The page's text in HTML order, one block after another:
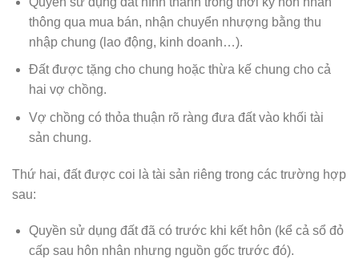
thông qua mua bán, nhận chuyển nhượng bằng thu
nhập chung (lao động, kinh doanh…).
Đất được tặng cho chung hoặc thừa kế chung cho cả
hai vợ chồng.
Vợ chồng có thỏa thuận rõ ràng đưa đất vào khối tài
sản chung.
Thứ hai, đất được coi là tài sản riêng trong các trường hợp
sau:
Quyền sử dụng đất đã có trước khi kết hôn (kể cả sổ đỏ
cấp sau hôn nhân nhưng nguồn gốc trước đó).